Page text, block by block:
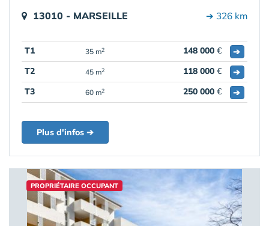
13010 - MARSEILLE ➔ 326 km
T1 35 m2 148 000 €
➔
T2
45 m2 118 000 €
➔
T3
60 m2 250 000 € ➔
Plus d'infos ➔
PROPRIÉTAIRE OCCUPANT